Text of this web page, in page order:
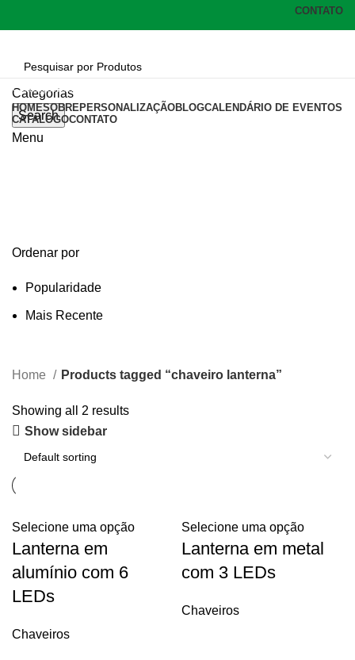
CONTATO
Categorias
Search
Menu
Categorias
HOMESOBREPERSONALIZAÇÃOBLOGCALENDÁRIO DE EVENTOS
CATÁLOGOCONTATO
Ordenar por
Popularidade
Mais Recente
Home Products tagged “chaveiro lanterna”
Showing all 2 results
Show sidebar
Selecione uma opção
Lanterna em
alumínio com 6
LEDs
Chaveiros
Selecione uma opção
Lanterna em metal
com 3 LEDs
Chaveiros